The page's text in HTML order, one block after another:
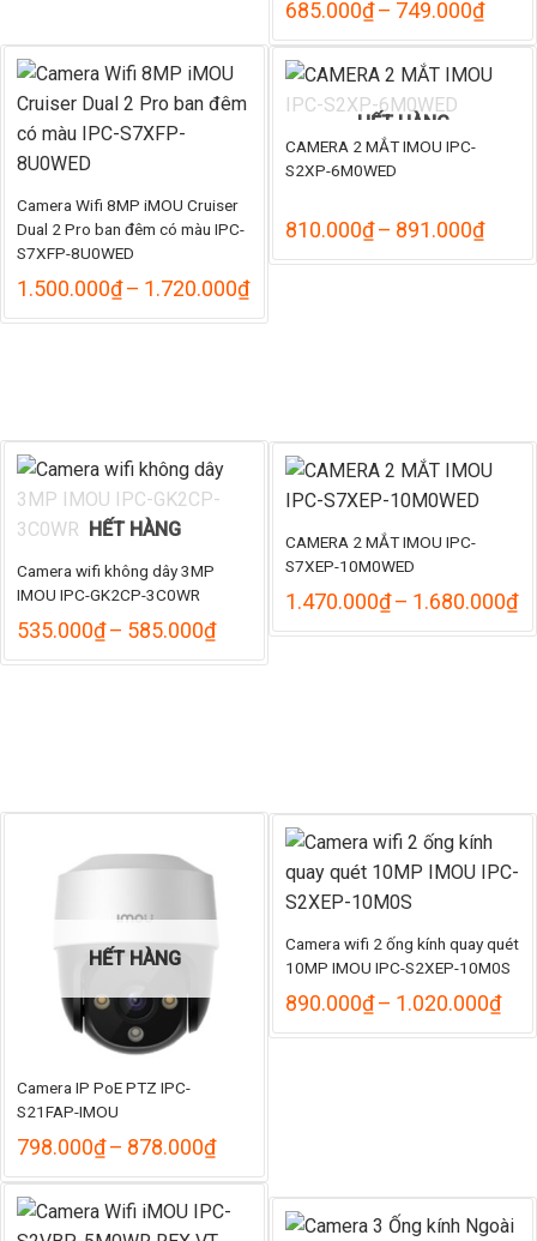
685.000₫– 749.000₫
từ
Camera Wifi 8MP iMOU Cruiser
Dual 2 Pro ban đêm có màu IPC-
S7XFP-8U0WED
1.500.000₫– 1.720.000₫Khoảng
từ
HẾT HÀNG
CAMERA 2 MẮT IMOU IPC-
S2XP-6M0WED
810.000₫– 891.000₫
từ
HẾT HÀNG
Camera wifi không dây 3MP
IMOU IPC-GK2CP-3C0WR
535.000₫– 585.000₫Khoảng
từ
CAMERA 2 MẮT IMOU IPC-
S7XEP-10M0WED
1.470.000₫– 1.680.000₫
từ
HẾT HÀNG
Camera IP PoE PTZ IPC-
S21FAP-IMOU
798.000₫– 878.000₫Khoảng
từ
798.000₫
đến
Camera wifi 2 ống kính quay quét
10MP IMOU IPC-S2XEP-10M0S
890.000₫– 1.020.000₫
từ